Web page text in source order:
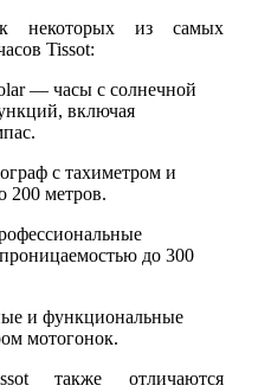
некоторых из самых
Tissot:
— часы с солнечной
включая
с тахиметром и
200 метров.
до 300
и функциональные
мотогонок.
также отличаются